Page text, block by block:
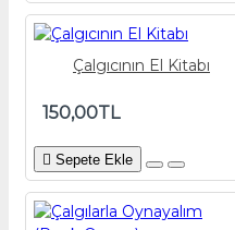
Çalgıcının El Kitabı
150,00TL
Sepete Ekle